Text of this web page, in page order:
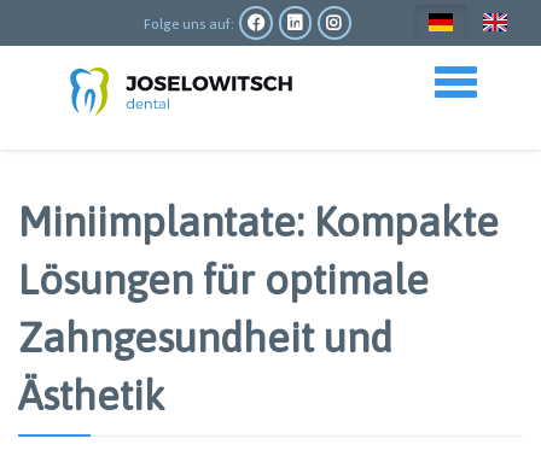
Inhalt
Folge uns auf:
Toggle navigation
Miniimplantate: Kompakte
Lösungen für optimale
Zahngesundheit und
Ästhetik